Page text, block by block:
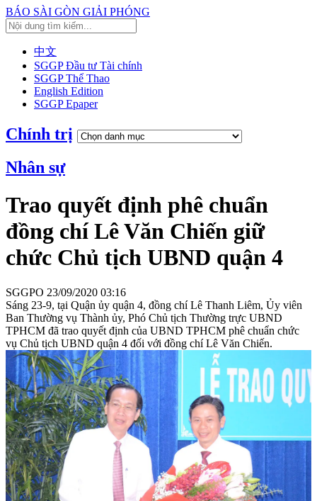
BÁO SÀI GÒN GIẢI PHÓNG
中文
SGGP Đầu tư Tài chính
SGGP Thể Thao
English Edition
SGGP Epaper
Chính trị
Nhân sự
Trao quyết định phê chuẩn
đồng chí Lê Văn Chiến giữ
chức Chủ tịch UBND quận 4
SGGPO 23/09/2020 03:16
Sáng 23-9, tại Quận ủy quận 4, đồng chí Lê Thanh Liêm, Ủy viên
Ban Thường vụ Thành ủy, Phó Chủ tịch Thường trực UBND
TPHCM đã trao quyết định của UBND TPHCM phê chuẩn chức
vụ Chủ tịch UBND quận 4 đối với đồng chí Lê Văn Chiến.